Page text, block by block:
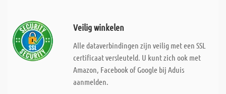
Veilig winkelen
Alle dataverbindingen zijn veilig met een SSL
certificaat versleuteld. U kunt zich ook met
Amazon, Facebook of Google bij Aduis
aanmelden.